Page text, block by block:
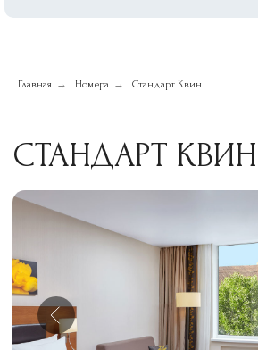
Главная → Номера → Стандарт Квин